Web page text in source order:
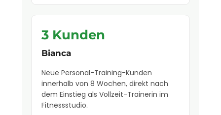
3 Kunden
Bianca
Neue Personal-Training-Kunden
innerhalb von 8 Wochen, direkt nach
dem Einstieg als Vollzeit-Trainerin im
Fitnessstudio.